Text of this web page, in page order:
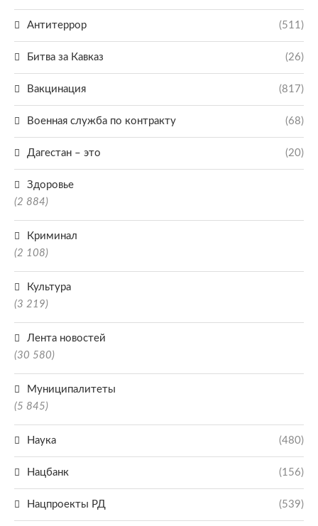
Антитеррор (511)
Битва за Кавказ (26)
Вакцинация (817)
Военная служба по контракту (68)
Дагестан – это (20)
Здоровье
(2 884)
Криминал
(2 108)
Культура
(3 219)
Лента новостей
(30 580)
Муниципалитеты
(5 845)
Наука (480)
Нацбанк (156)
Нацпроекты РД (539)